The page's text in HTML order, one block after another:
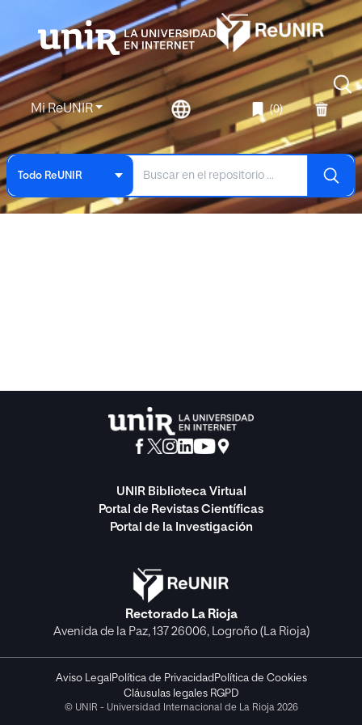
Mi ReUNIR (0)
Todo ReUNIR
UNIR Biblioteca Virtual
Portal de Revistas Científicas
Portal de la Investigación
Rectorado La Rioja
Avenida de la Paz, 137 26006, Logroño (La Rioja)
Aviso Legal Política de Privacidad Política de Cookies
Cláusulas legales RGPD
© UNIR - Universidad Internacional de La Rioja 2026